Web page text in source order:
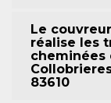
Le
réalise les
cheminées
83610